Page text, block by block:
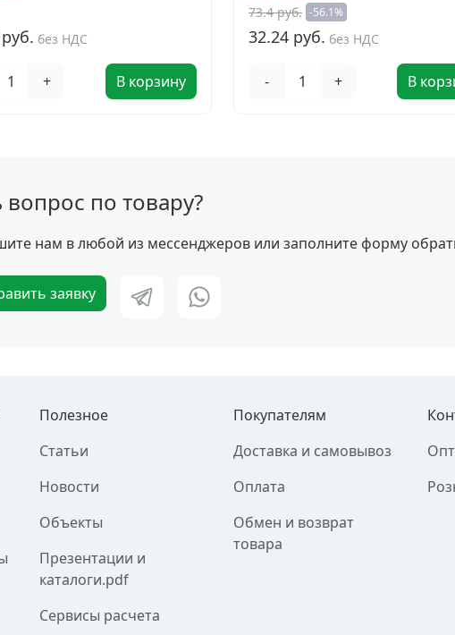
без НДС
+ В корзину
73.4 руб. -56.1%
32.24 руб. без НДС
- + В
вопрос по товару?
нам в любой из мессенджеров или заполните форму
заявку
Полезное
Статьи
Новости
Объекты
Презентации и
каталоги.pdf
Сервисы расчета
Покупателям
Доставка и самовывоз
Оплата
Обмен и возврат
товара